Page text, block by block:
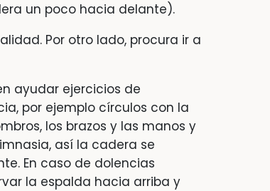
un poco hacia delante).
Por otro lado, procura ir a
ayudar ejercicios de
por ejemplo círculos con la
los brazos y las manos y
así la cadera se
En caso de dolencias
la espalda hacia arriba y